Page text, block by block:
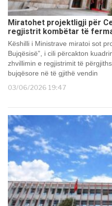
Miratohet projektligji për
regjistrit kombëtar të
Këshilli i Ministrave miratoi sot
Bujqësisë”, i cili përcakton
zhvillimin e regjistrimit të
bujqësore në të gjithë vendin
03/06/2026 19:47